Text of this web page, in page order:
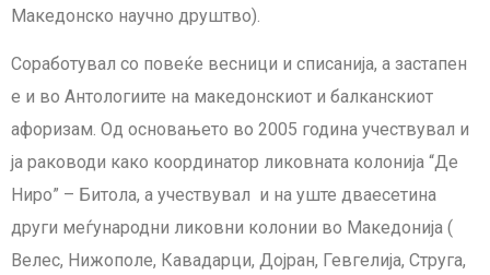
Македонско научно друштво).
Соработувал со повеќе весници и списанија, а застапен
е и во Антологиите на македонскиот и балканскиот
афоризам. Од основањето во 2005 година учествувал и
ја раководи како координатор ликовната колонија “Де
Ниро” – Битола, а учествувал и на уште дваесетина
други меѓународни ликовни колонии во Македонија (
Велес, Нижополе, Кавадарци, Дојран, Гевгелија, Струга,